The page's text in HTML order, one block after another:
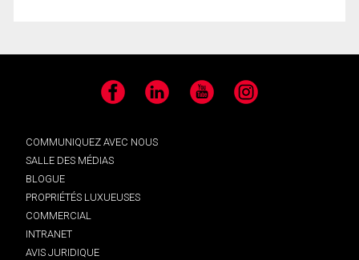
Facebook LinkedIn YouTube Instagram
COMMUNIQUEZ AVEC NOUS
SALLE DES MÉDIAS
BLOGUE
PROPRIÉTÉS LUXUEUSES
COMMERCIAL
INTRANET
AVIS JURIDIQUE